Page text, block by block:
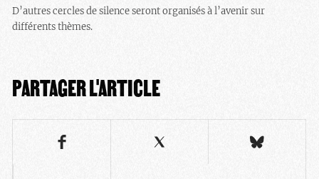
D’autres cercles de silence seront organisés à l’avenir sur
différents thèmes.
PARTAGER L'ARTICLE